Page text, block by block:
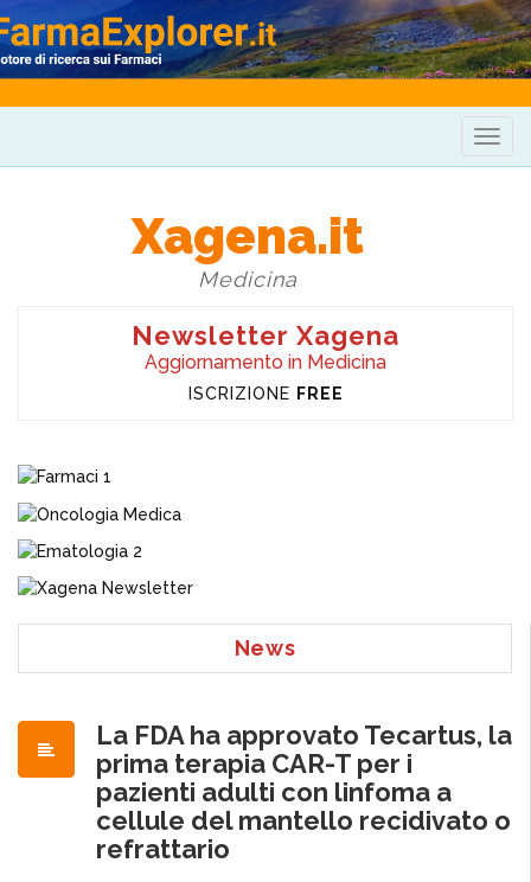
Xagena.it
Medicina
Newsletter Xagena
Aggiornamento in Medicina
ISCRIZIONE FREE
News
La FDA ha approvato Tecartus, la
prima terapia CAR-T per i
pazienti adulti con linfoma a
cellule del mantello recidivato o
refrattario